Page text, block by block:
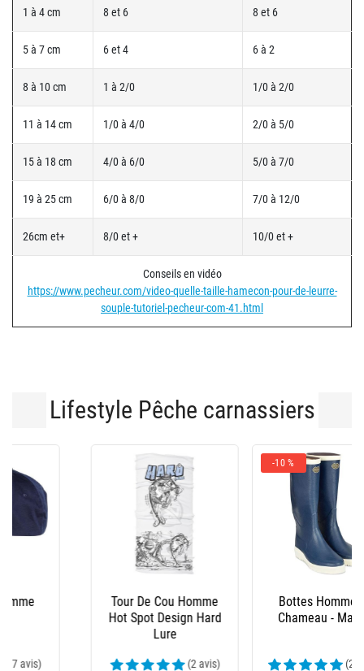
1 à 4 cm 8 et 6 8 et 6
5 à 7 cm 6 et 4 6 à 2
8 à 10 cm 1 à 2/0 1/0 à 2/0
11 à 14 cm 1/0 à 4/0 2/0 à 5/0
15 à 18 cm 4/0 à 6/0 5/0 à 7/0
19 à 25 cm 6/0 à 8/0 7/0 à 12/0
26cm et+ 8/0 et + 10/0 et +
Conseils en vidéo
https://www.pecheur.com/video-quelle-taille-hamecon-pour-de-leurre-
souple-tutoriel-pecheur-com-41.html
Lifestyle Pêche carnassiers
Bottes Homme Le
Chameau - Marine
(23 avis)
Salopette Xm Ocean